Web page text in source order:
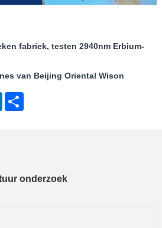
fabriek, testen 2940nm Erbium-
van Beijing Oriental Wison
LinkedIn
onderzoek